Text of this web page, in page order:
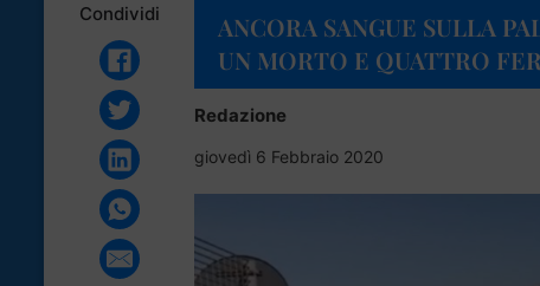
Condividi
ANCORA SANGUE SULLA
UN MORTO E QUATTRO
Redazione
giovedì 6 Febbraio 2020